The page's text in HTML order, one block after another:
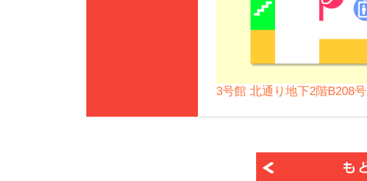
3号館 北通り地下2階B208号